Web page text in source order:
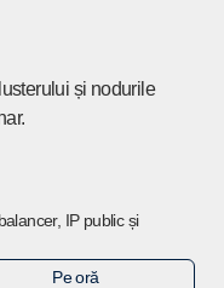
și nodurile
IP public și
Pe oră